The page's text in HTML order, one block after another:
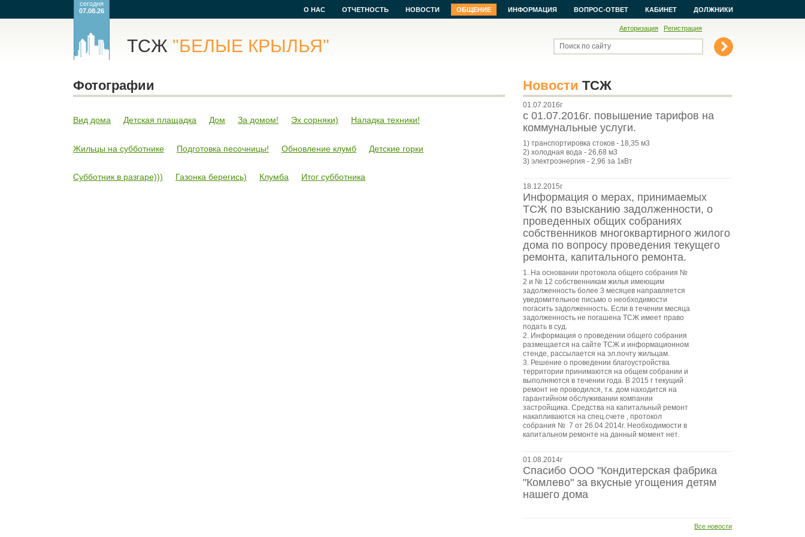
ТСЖ "БЕЛЫЕ КРЫЛЬЯ"
Авторизация Регистрация
Поиск по сайту
сегодня
07.08.26
О НАС ОТЧЕТНОСТЬ НОВОСТИ ОБЩЕНИЕ ИНФОРМАЦИЯ ВОПРОС-ОТВЕТ КАБИНЕТ ДОЛЖНИКИ
Новости ТСЖ
01.07.2016г
с 01.07.2016г. повышение тарифов на
коммунальные услуги.
1) транспортировка стоков - 18,35 м3
2) холодная вода - 26,68 м3
3) электроэнергия - 2,96 за 1кВт
18.12.2015г
Информация о мерах, принимаемых
ТСЖ по взысканию задолженности, о
проведенных общих собраниях
собственников многоквартирного жилого
дома по вопросу проведения текущего
ремонта, капитального ремонта.
1. На основании протокола общего собрания №
2 и № 12 собственникам жилья имеющим
задолженность более 3 месяцев направляется
уведомительное письмо о необходимости
погасить задолженность. Если в течении месяца
задолженность не погашена ТСЖ имеет право
подать в суд.
2. Информация о проведении общего собрания
размещается на сайте ТСЖ и информационном
стенде, рассылается на эл.почту жильцам.
3. Решение о проведении благоустройства
территории принимаются на общем собрании и
выполняются в течении года. В 2015 г текущий
ремонт не проводился, т.к. дом находится на
гарантийном обслуживании компании
застройщика. Средства на капитальный ремонт
накапливаются на спец.счете , протокол
собрания № 7 от 26.04.2014г. Необходимости в
капитальном ремонте на данный момент нет.
01.08.2014г
Спасибо ООО "Кондитерская фабрика
"Комлево" за вкусные угощения детям
нашего дома
Все новости
Фотографии
Вид дома Детская плащадка Дом За домом! Эх сорняки) Наладка техники!
Жильцы на субботнике Подготовка песочницы! Обновление клумб Детские горки
Субботник в разгаре))) Газонка берегись) Клумба Итог субботника